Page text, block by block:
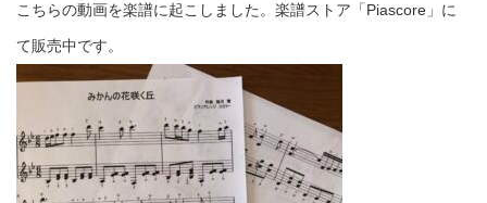
こちらの動画を楽譜に起こしました。楽譜ストア「Piascore」に
て販売中です。